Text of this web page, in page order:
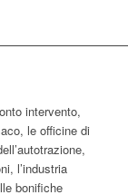
intervento,
le officine di
l’industria
bonifiche